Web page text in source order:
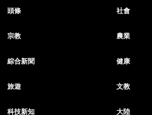
頭條 社會
宗教 農業
綜合新聞 健康
旅遊 文教
科技新知 大陸